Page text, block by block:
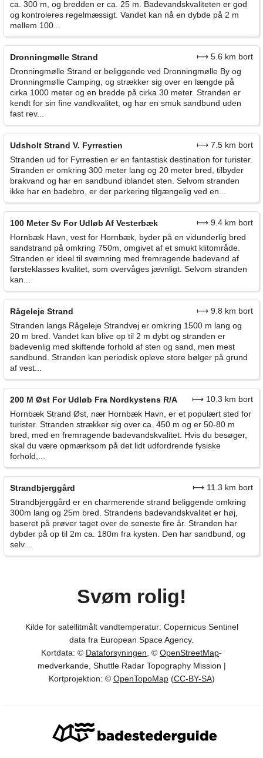
ca. 300 m, og bredden er ca. 25 m. Badevandskvaliteten er god
og kontroleres regelmæssigt. Vandet kan nå en dybde på 2 m
mellem 100...
Dronningmølle Strand
⟼ 5.6 km bort
Dronningmølle Strand er beliggende ved Dronningmølle By og
Dronningmølle Camping, og strækker sig over en længde på
cirka 1000 meter og en bredde på cirka 30 meter. Stranden er
kendt for sin fine vandkvalitet, og har en smuk sandbund uden
fast rev...
Udsholt Strand V. Fyrrestien
⟼ 7.5 km bort
Stranden ud for Fyrrestien er en fantastisk destination for turister.
Stranden er omkring 300 meter lang og 20 meter bred, tilbyder
brakvand og har en sandbund iblandet sten. Selvom stranden
ikke har en badebro, er der parkering tilgængelig ved en...
100 Meter Sv For Udløb Af Vesterbæk
⟼ 9.4 km bort
Hornbæk Havn, vest for Hornbæk, byder på en vidunderlig bred
sandstrand på omkring 750m, omgivet af et smukt klitområde.
Stranden er ideel til svømning med fremragende badevand af
førsteklasses kvalitet, som overvåges jævnligt. Selvom stranden
kan...
Rågeleje Strand
⟼ 9.8 km bort
Stranden langs Rågeleje Strandvej er omkring 1500 m lang og
20 m bred. Vandet kan blive op til 2 m dybt og stranden er
badevenlig med skiftende forhold af sten og sand, men mest
sandbund. Stranden kan periodisk opleve store bølger på grund
af vest...
200 M Øst For Udløb Fra Nordkystens R/A
⟼ 10.3 km bort
Hornbæk Strand Øst, nær Hornbæk Havn, er et populært sted for
turister. Stranden strækker sig over ca. 450 m og er 50-80 m
bred, med en fremragende badevandskvalitet. Hvis du besøger,
skal du være opmærksom på det lidt udfordrende fysiske
forhold,...
Strandbjerggård
⟼ 11.3 km bort
Strandbjerggård er en charmerende strand beliggende omkring
300m lang og 25m bred. Strandens badevandskvalitet er høj,
baseret på prøver taget over de seneste fire år. Stranden har
dybder på op til 2m ca. 180m fra kysten. Den har sandbund, og
selv...
Svøm rolig!
Kilde for satellitmålt vandtemperatur: Copernicus Sentinel
data fra European Space Agency.
Kortdata: © Dataforsyningen , © OpenStreetMap-
medverkande, Shuttle Radar Topography Mission |
Kortprojektion: © OpenTopoMap(CC-BY-SA)